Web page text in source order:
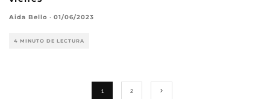
Aida Bello · 01/06/2023
4 MINUTO DE LECTURA
1 2